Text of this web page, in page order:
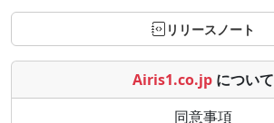
リリースノート
Airis1.co.jp について
同意事項